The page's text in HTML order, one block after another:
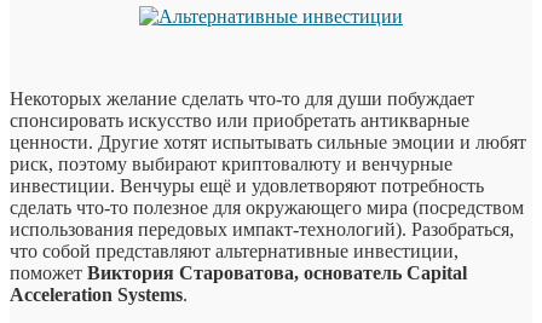
Некоторых желание сделать что-то для души побуждает
спонсировать искусство или приобретать антикварные
ценности. Другие хотят испытывать сильные эмоции и любят
риск, поэтому выбирают криптовалюту и венчурные
инвестиции. Венчуры ещё и удовлетворяют потребность
сделать что-то полезное для окружающего мира (посредством
использования передовых импакт-технологий). Разобраться,
что собой представляют альтернативные инвестиции,
поможет Виктория Староватова, основатель Capital
Acceleration Systems.